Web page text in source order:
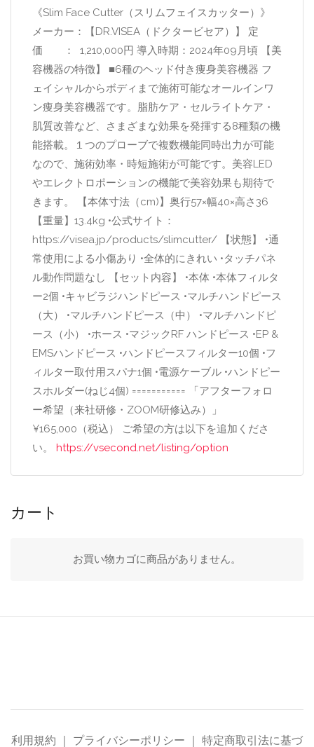
《Slim Face Cutter（スリムフェイスカッター）》
メーカー：【DR.VISEA（ドクタービセア）】 定
価 ： 1,210,000円 導入時期：2024年09月頃 【美
容機器の特徴】 ■6種のヘッド付き痩身美容機器 フ
ェイシャルからボディまで施術可能なオールインワ
ン痩身美容機器です。脂肪ケア・セルライトケア・
肌質改善など、さまざまな効果を発揮する8種類の機
能搭載。１つのプローブで複数機能同時出力が可能
なので、施術効率・時短施術が可能です。美容LED
やエレクトロポーションの機能で美容効果も期待で
きます。 【本体寸法（cm)】奥行57×幅40×高さ36
【重量】13.4kg •公式サイト：
https://visea.jp/products/slimcutter/ 【状態】 •通
常使用による小傷あり •全体的にきれい •タッチパネ
ル動作問題なし 【セット内容】 •本体 •本体フィルタ
ー2個 •キャビラジハンドピース •マルチハンドピース
（大） •マルチハンドピース（中） •マルチハンドピ
ース（小） •ホース •マジックRF ハンドピース •EP &
EMSハンドピース •ハンドピースフィルター10個 •フ
ィルター取付用スパナ1個 •電源ケーブル •ハンドピー
スホルダー(ねじ4個) =========== 「アフターフォロ
ー希望（来社研修・ZOOM研修込み）」
¥165,000（税込） ご希望の方は以下を追加くださ
い。 https://vsecond.net/listing/option
カート
お買い物カゴに商品がありません。
利用規約 ｜ プライバシーポリシー ｜ 特定商取引法に基づ